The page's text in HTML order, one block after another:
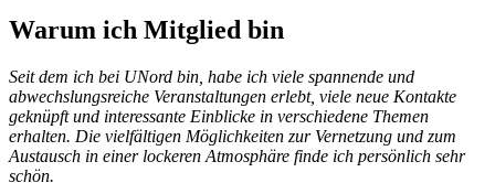
Warum ich Mitglied bin
Seit dem ich bei UNord bin, habe ich viele spannende und
abwechslungsreiche Veranstaltungen erlebt, viele neue Kontakte
geknüpft und interessante Einblicke in verschiedene Themen
erhalten. Die vielfältigen Möglichkeiten zur Vernetzung und zum
Austausch in einer lockeren Atmosphäre finde ich persönlich sehr
schön.